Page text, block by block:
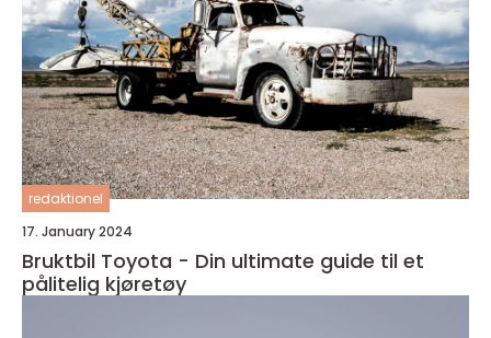
redaktionel
17. January 2024
Bruktbil Toyota - Din ultimate guide til et
pålitelig kjøretøy